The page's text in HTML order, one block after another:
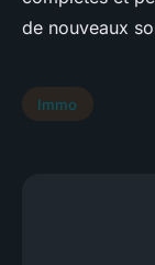
de nouveaux
Immo